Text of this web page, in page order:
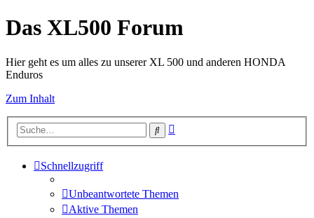
Das XL500 Forum
Hier geht es um alles zu unserer XL 500 und anderen HONDA
Enduros
Zum Inhalt
Suche
Schnellzugriff
Unbeantwortete Themen
Aktive Themen